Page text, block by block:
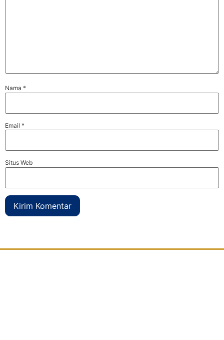
Nama *
Email *
Situs Web